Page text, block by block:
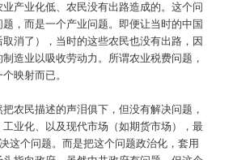
业产业化低、农民没有出路造成的。这个问
，而是一个产业问题。即便让当时的中国
消了），当时的这些农民也没有出路，因
造业以吸收劳动力。所谓农业税费问题，
映射而已。
把农民描述的声泪俱下，但没有解决问题，
业化、以及现代市场（如期货市场），最
这个问题。而是把这个问题政治化，套用